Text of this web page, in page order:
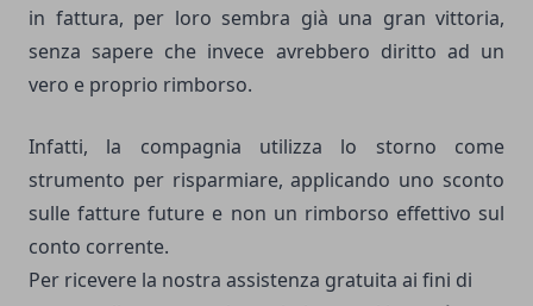
in fattura, per loro sembra già una gran vittoria,
senza sapere che invece avrebbero diritto ad un
vero e proprio rimborso.
Infatti, la compagnia utilizza lo storno come
strumento per risparmiare, applicando uno sconto
sulle fatture future e non un rimborso effettivo sul
conto corrente.
Per ricevere la nostra assistenza gratuita ai fini di